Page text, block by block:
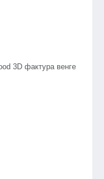
3D фактура венге